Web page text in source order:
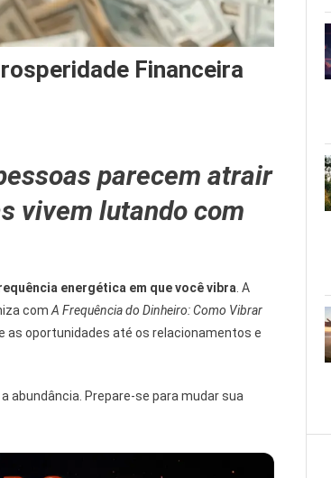
Financeira
parecem atrair
vivem lutando com
energética em que você vibra . A
com A Frequência do Dinheiro: Como Vibrar
as oportunidades até os relacionamentos e
abundância. Prepare-se para mudar sua